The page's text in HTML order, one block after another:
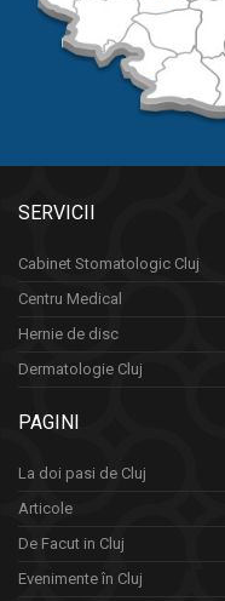
SERVICII
Cabinet Stomatologic Cluj
Centru Medical
Hernie de disc
Dermatologie Cluj
PAGINI
La doi pasi de Cluj
Articole
De Facut in Cluj
Evenimente în Cluj